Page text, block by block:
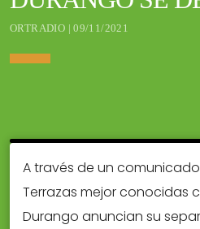
ORTRADIO | 09/11/2021
A través de un
Terrazas mejor conocidas
Durango anuncian su